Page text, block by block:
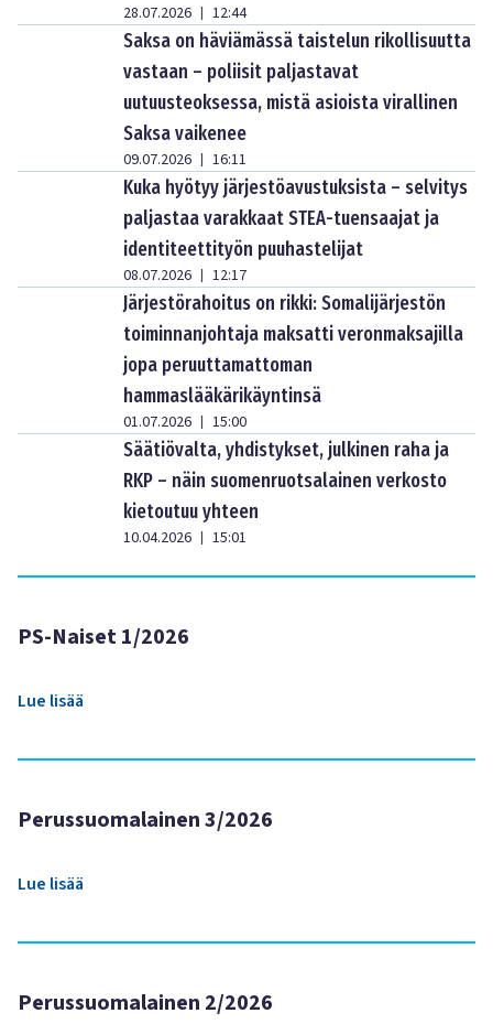
28.07.2026 | 12:44
Saksa on häviämässä taistelun rikollisuutta
vastaan – poliisit paljastavat
uutuusteoksessa, mistä asioista virallinen
Saksa vaikenee
09.07.2026 | 16:11
Kuka hyötyy järjestöavustuksista – selvitys
paljastaa varakkaat STEA-tuensaajat ja
identiteettityön puuhastelijat
08.07.2026 | 12:17
Järjestörahoitus on rikki: Somalijärjestön
toiminnanjohtaja maksatti veronmaksajilla
jopa peruuttamattoman
hammaslääkärikäyntinsä
01.07.2026 | 15:00
Säätiövalta, yhdistykset, julkinen raha ja
RKP – näin suomenruotsalainen verkosto
kietoutuu yhteen
10.04.2026 | 15:01
PS-Naiset 1/2026
Lue lisää
Perussuomalainen 3/2026
Lue lisää
Perussuomalainen 2/2026